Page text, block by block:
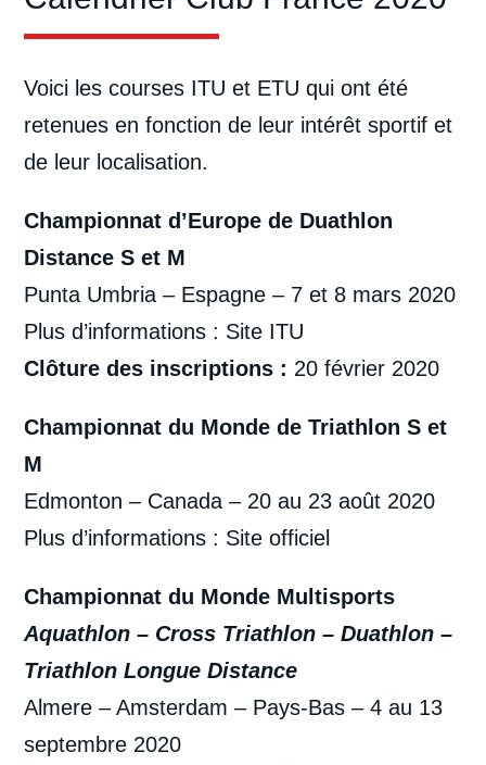
Voici les courses ITU et ETU qui ont été
retenues en fonction de leur intérêt sportif et
de leur localisation.
Championnat d’Europe de Duathlon
Distance S et M
Punta Umbria – Espagne – 7 et 8 mars 2020
Plus d’informations : Site ITU
Clôture des inscriptions : 20 février 2020
Championnat du Monde de Triathlon S et
M
Edmonton – Canada – 20 au 23 août 2020
Plus d’informations : Site officiel
Championnat du Monde Multisports
Aquathlon – Cross Triathlon – Duathlon –
Triathlon Longue Distance
Almere – Amsterdam – Pays-Bas – 4 au 13
septembre 2020